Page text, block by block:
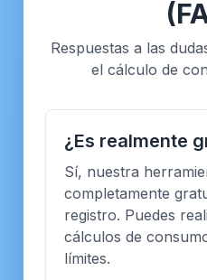
Respuestas a las
el cálculo de
¿Es realmente
Sí, nuestra
completamente
registro. Puedes
cálculos de
límites.